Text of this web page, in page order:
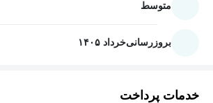
متوسط
بروزرسانیخرداد ۱۴۰۵
خدمات پرداخت